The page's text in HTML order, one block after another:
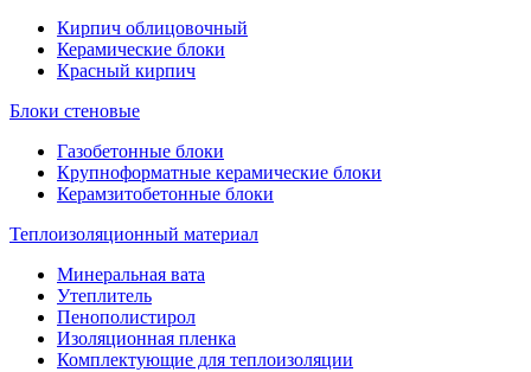
Кирпич облицовочный
Керамические блоки
Красный кирпич
Блоки стеновые
Газобетонные блоки
Крупноформатные керамические блоки
Керамзитобетонные блоки
Теплоизоляционный материал
Минеральная вата
Утеплитель
Пенополистирол
Изоляционная пленка
Комплектующие для теплоизоляции